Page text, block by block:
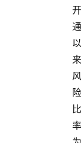
开
通
以
来
风
险
比
率